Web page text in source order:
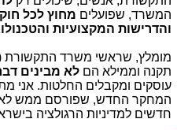
המשרד, שפועלים מחוץ לכל
והדרישות המקצועיות
מומלץ, שראשי משרד התקשורת
תקנה וממילא הם לא מבינים
עוסקים ומקבלים החלטות. אני
המחקר החדש, שפורסם ממש
חדשים למדיניות הרגולציה